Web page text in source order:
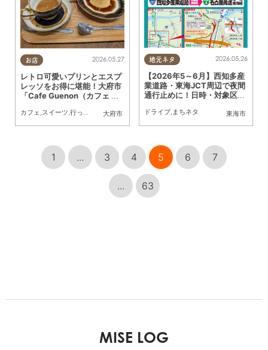
お店
大府市
2026.05.27
レトロ可愛いプリンとエスプ
レッソをお得に堪能！大府市
「Cafe Guenon（カフェ グ
カフェ,スイーツ,行ってみたレポ ,家族 カップル,おひとりさま
地元ネタ
東海市
2026.05.26
【2026年5～6月】西知多産
業道路・東海JCT周辺で夜間
通行止めに！日時・対象区間
ドライブ, まちネタ
1 ... 3 4 5 6 7
... 63
MISE LOG